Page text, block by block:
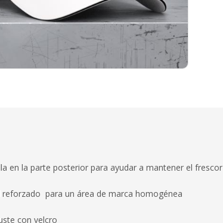
en la parte posterior para ayudar a mantener el frescor
reforzado para un área de marca homogénea
con velcro